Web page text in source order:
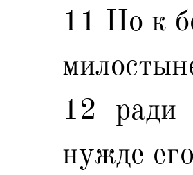
11 Но к
12 ради
нужде